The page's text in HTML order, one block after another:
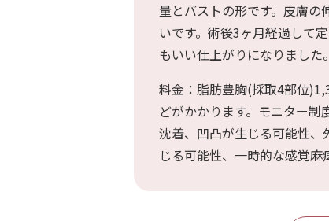
胸の脂肪吸引
お腹・ウエスト・腰の脂肪吸引
お尻・太もも・膝の脂肪吸引
量とバストの形です。皮膚
いです。術後3ヶ月経過して
もいい仕上がりになりました。
料金：脂肪豊胸(採取4部位
どがかかります。モニター
沈着、凹凸が生じる可能性
じる可能性、一時的な感覚麻